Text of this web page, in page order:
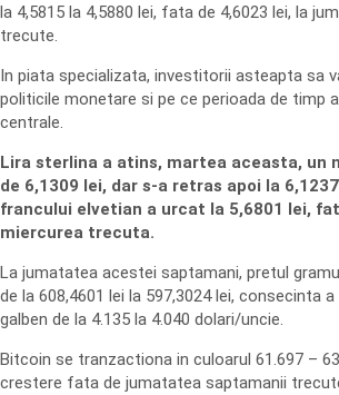
la 4,5815 la 4,5880 lei, fata de 4,6023 lei, la
trecute.
In piata specializata, investitorii asteapta sa
politicile monetare si pe ce perioada de timp
centrale.
Lira sterlina a atins, martea aceasta, un
de 6,1309 lei, dar s-a retras apoi la
francului elvetian a urcat la 5,6801 lei,
miercurea trecuta.
La jumatatea acestei saptamani, pretul
de la 608,4601 lei la 597,3024 lei, consecinta
galben de la 4.135 la 4.040 dolari/uncie.
Bitcoin se tranzactiona in culoarul 61.697 –
crestere fata de jumatatea saptamanii